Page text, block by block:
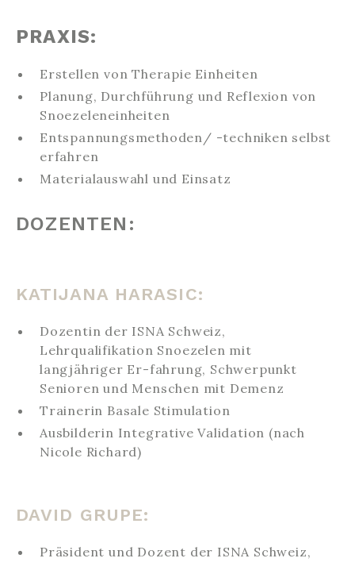
PRAXIS:
Erstellen von Therapie Einheiten
Planung, Durchführung und Reflexion von
Snoezeleneinheiten
Entspannungsmethoden/ -techniken selbst
erfahren
Materialauswahl und Einsatz
DOZENTEN:
KATIJANA HARASIC:
Dozentin der ISNA Schweiz,
Lehrqualifikation Snoezelen mit
langjähriger Er-fahrung, Schwerpunkt
Senioren und Menschen mit Demenz
Trainerin Basale Stimulation
Ausbilderin Integrative Validation (nach
Nicole Richard)
DAVID GRUPE:
Präsident und Dozent der ISNA Schweiz,